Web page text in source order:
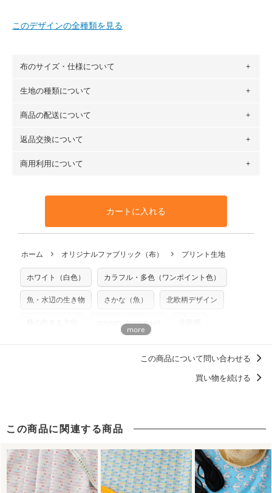
このデザインの全種類を見る
布のサイズ・仕様について
布の長さは50cm単位での販売になります。
場合 → 購入数量「7」
※カットを希望の方は備考欄に「50cmずつカット希望」など
ご記載ください（50cm単位でのカットのみ）
プリント布の仕様についてもっと詳しく見る
生地の種類について
・現在、すべてのデザインのプリントに使用している生地は
ットン（ダブルガーゼ）・100％コットン（ローン）・コッ
トンリネン（ビエラ織）・100％コットン（ツイル）・
100％コットン（キャンバス・11号帆布）です。
生地見本サンプル（無料）を購入する
商品の配送について
・ネコポスでの配送は、布は2mまで型紙は2個までとなりま
も送料の表示が600円となり宅急便での配送となります。
となります。
※万が一、検品時に不備が見つかった場合は、4～5営業日後
※土日祝は営業日に含まれません。
※配送日のご指定は承れません。出来上がり次第、順次発送
返品交換について
・布はご注文後に注文数量のみをプリントするため、
購入後
や用尺をお間違えのないようお願いします。思っていた色味
と違う、などの理由での返品は承れません。予めご了承くだ
商用利用について
利用いただけます。「nunocoto fabric使用」といった記載
も不要です。（製品化した際に起こる全ての問題、クレーム
いませんのでご了承ください）
※有料型紙（ホームソーイング型紙シリーズ）および柄がえ
らべるキットに付属された型紙は商用利用できませんのでご
注意ください。型紙自体の転用・販売および型紙を使用して
商用利用についての詳細はこちら
カートに入れる
ホーム オリジナルファブリック（布） プリント生地
ホワイト（白色） カラフル・多色（ワンポイント色）
魚・水辺の生き物 さかな（魚） 北欧柄デザイン
mayumi materiaali
この商品について問い合わせる
買い物を続ける
この商品に関連する商品